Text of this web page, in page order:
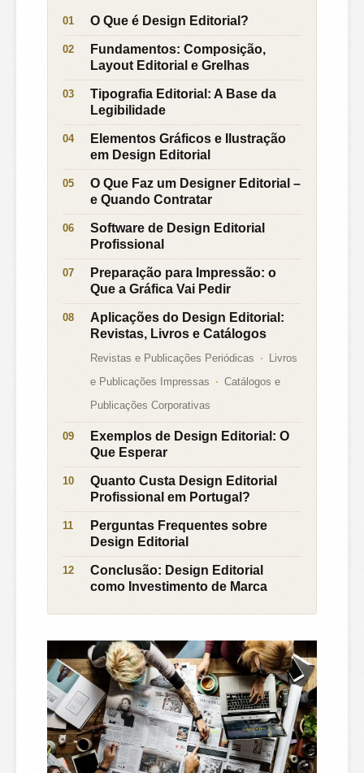
O Que é Design Editorial?
Fundamentos: Composição,
Layout Editorial e Grelhas
Tipografia Editorial: A Base da
Legibilidade
Elementos Gráficos e Ilustração
em Design Editorial
O Que Faz um Designer Editorial –
e Quando Contratar
Software de Design Editorial
Profissional
Preparação para Impressão: o
Que a Gráfica Vai Pedir
Aplicações do Design Editorial:
Revistas, Livros e Catálogos
Revistas e Publicações Periódicas
Livros
e Publicações Impressas
Catálogos e
Publicações Corporativas
Exemplos de Design Editorial: O
Que Esperar
Quanto Custa Design Editorial
Profissional em Portugal?
Perguntas Frequentes sobre
Design Editorial
Conclusão: Design Editorial
como Investimento de Marca